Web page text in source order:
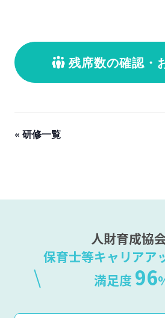
残席数の確認・
« 研修一覧
人財育成協
保育士等キャリアア
満足度 96